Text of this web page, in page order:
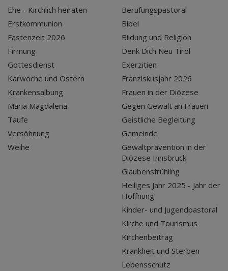
Ehe - Kirchlich heiraten
Erstkommunion
Fastenzeit 2026
Firmung
Gottesdienst
Karwoche und Ostern
Krankensalbung
Maria Magdalena
Taufe
Versöhnung
Weihe
Berufungspastoral
Bibel
Bildung und Religion
Denk Dich Neu Tirol
Exerzitien
Franziskusjahr 2026
Frauen in der Diözese
Gegen Gewalt an Frauen
Geistliche Begleitung
Gemeinde
Gewaltprävention in der
Diözese Innsbruck
Glaubensfrühling
Heiliges Jahr 2025 - Jahr der
Hoffnung
Kinder- und Jugendpastoral
Kirche und Tourismus
Kirchenbeitrag
Krankheit und Sterben
Lebensschutz